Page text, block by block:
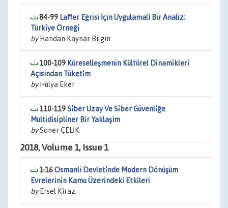
84-99 Laffer Eğri̇si̇ İçi̇n Uygulamali Bi̇r Anali̇z:
Türki̇ye Örneği̇
byHandan Kaynar Bilgin
100-109 Küreselleşmeni̇n Kültürel Di̇nami̇kleri̇
Açisindan Tüketi̇m
byHülya Eker
110-119Si̇ber Uzay Ve Si̇ber Güvenli̇ğe
Multi̇di̇si̇pli̇ner Bi̇r Yaklaşim
bySoner ÇELİK
2018, Volume 1, Issue 1
1-16Osmanli Devleti̇nde Modern Dönüşüm
Evreleri̇ni̇n Kamu Üzeri̇ndeki̇ Etki̇leri̇
byErsel Kiraz